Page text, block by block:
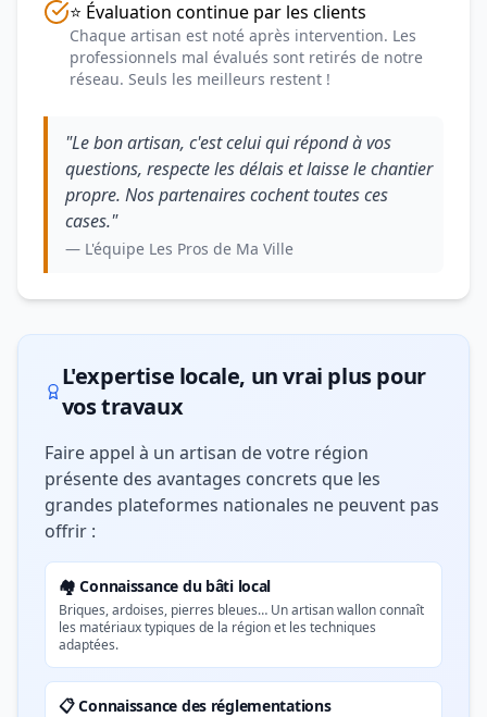
⭐ Évaluation continue par les clients
Chaque artisan est noté après intervention. Les
professionnels mal évalués sont retirés de notre
réseau. Seuls les meilleurs restent !
"Le bon artisan, c'est celui qui répond à vos
questions, respecte les délais et laisse le chantier
propre. Nos partenaires cochent toutes ces
cases."
— L'équipe Les Pros de Ma Ville
L'expertise locale, un vrai plus pour
vos travaux
Faire appel à un artisan de votre région
présente des avantages concrets que les
grandes plateformes nationales ne peuvent pas
offrir :
🏘️ Connaissance du bâti local
Briques, ardoises, pierres bleues… Un artisan wallon connaît
les matériaux typiques de la région et les techniques
adaptées.
📋 Connaissance des réglementations